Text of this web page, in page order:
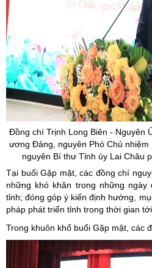
Đồng chí Trịnh Long Biên - Nguyên
ương Đảng, nguyên Phó Chủ nhiệm
nguyên Bí thư Tỉnh ủy Lai Châu
Tại buổi Gặp mặt, các đồng chí
những khó khăn trong những
tỉnh; đóng góp ý kiến định hướng,
pháp phát triển tỉnh trong thời gian
Trong khuôn khổ buổi Gặp mặt, các